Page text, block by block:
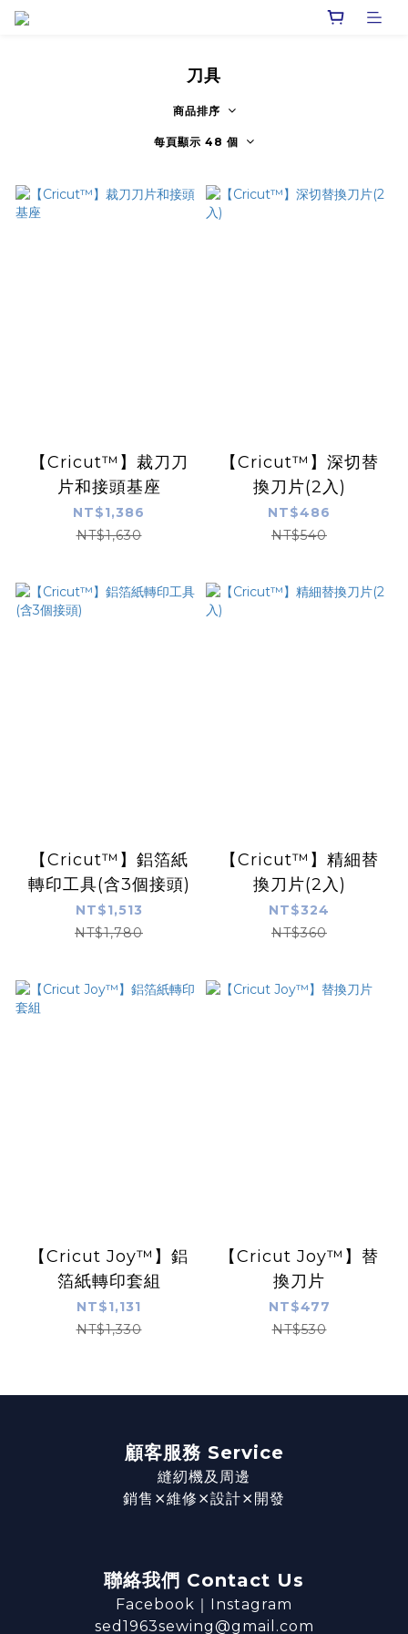
刀具
商品排序
每頁顯示 48 個
【Cricut™】裁刀刀
片和接頭基座
NT$1,386
NT$1,630
【Cricut™】深切替
換刀片(2入)
NT$486
NT$540
【Cricut™】鋁箔紙
轉印工具(含3個接頭)
NT$1,513
NT$1,780
【Cricut™】精細替
換刀片(2入)
NT$324
NT$360
【Cricut Joy™】鋁
箔紙轉印套組
NT$1,131
NT$1,330
【Cricut Joy™】替
換刀片
NT$477
NT$530
顧客服務 Service
縫紉機及周邊
銷售⨯維修⨯設計⨯開發
聯絡我們 Contact Us
Facebook
Instagram
sed1963sewing@gmail.com